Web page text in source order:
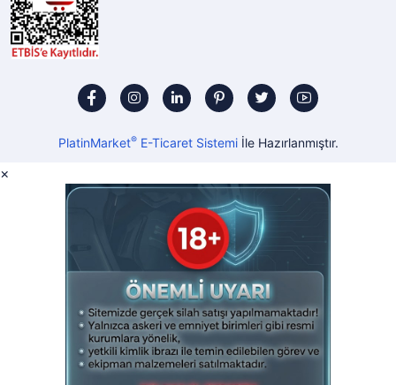
PlatinMarket®E-Ticaret Sistemiİle Hazırlanmıştır.
×